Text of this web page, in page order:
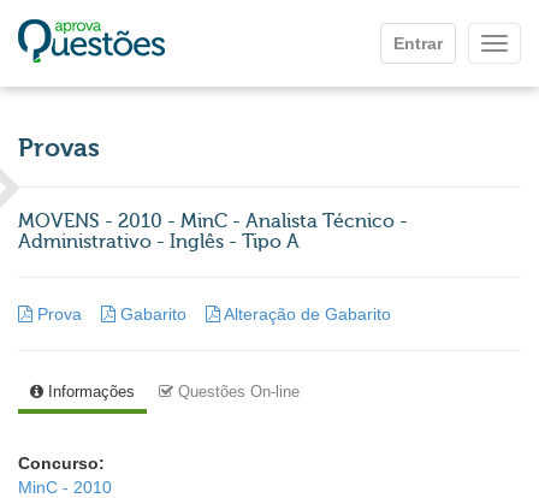
Entrar
Provas
MOVENS - 2010 - MinC - Analista Técnico -
Administrativo - Inglês - Tipo A
Prova Gabarito Alteração de Gabarito
Informações Questões On-line
Concurso:
MinC - 2010